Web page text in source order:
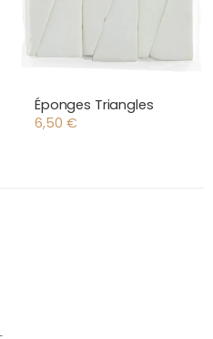
Éponges Triangles
6,50 €